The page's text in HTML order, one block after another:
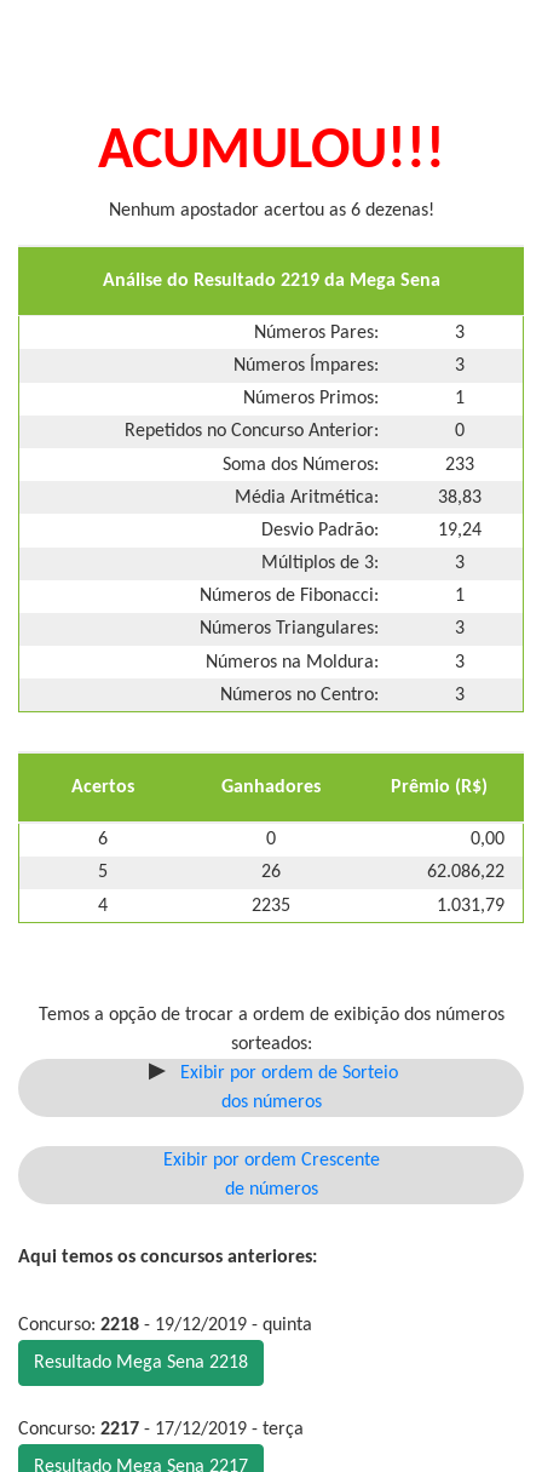
ACUMULOU!!!
Nenhum apostador acertou as 6 dezenas!
Análise do Resultado 2219 da Mega Sena
Números Pares:
3
Números Ímpares:
3
Números Primos:
1
Repetidos no Concurso Anterior:
0
Soma dos Números:
233
Média Aritmética:
38,83
Desvio Padrão:
19,24
Múltiplos de 3:
3
Números de Fibonacci:
1
Números Triangulares:
3
Números na Moldura:
3
Números no Centro:
3
Acertos Ganhadores Prêmio (R$)
6 0
0,00
5
26
62.086,22
4
2235 1.031,79
Temos a opção de trocar a ordem de exibição dos números
sorteados:
Exibir por ordem de Sorteio
dos números
Exibir por ordem Crescente
de números
Aqui temos os concursos anteriores:
Concurso: 2218 - 19/12/2019 - quinta
Resultado Mega Sena 2218
Concurso: 2217 - 17/12/2019 - terça
Resultado Mega Sena 2217